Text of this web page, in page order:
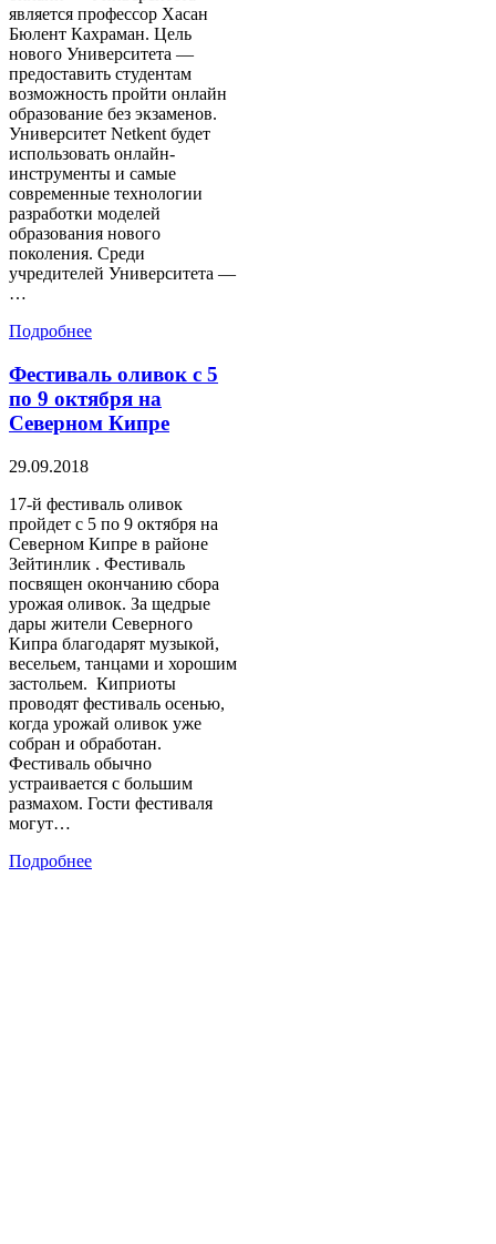
является профессор Хасан
Бюлент Кахраман. Цель
нового Университета —
предоставить студентам
возможность пройти онлайн
образование без экзаменов.
Университет Netkent будет
использовать онлайн-
инструменты и самые
современные технологии
разработки моделей
образования нового
поколения. Среди
учредителей Университета —
…
Подробнее
Фестиваль оливок с 5
по 9 октября на
Северном Кипре
29.09.2018
17-й фестиваль оливок
пройдет с 5 по 9 октября на
Северном Кипре в районе
Зейтинлик . Фестиваль
посвящен окончанию сбора
урожая оливок. За щедрые
дары жители Северного
Кипра благодарят музыкой,
весельем, танцами и хорошим
застольем. Киприоты
проводят фестиваль осенью,
когда урожай оливок уже
собран и обработан.
Фестиваль обычно
устраивается с большим
размахом. Гости фестиваля
могут…
Подробнее